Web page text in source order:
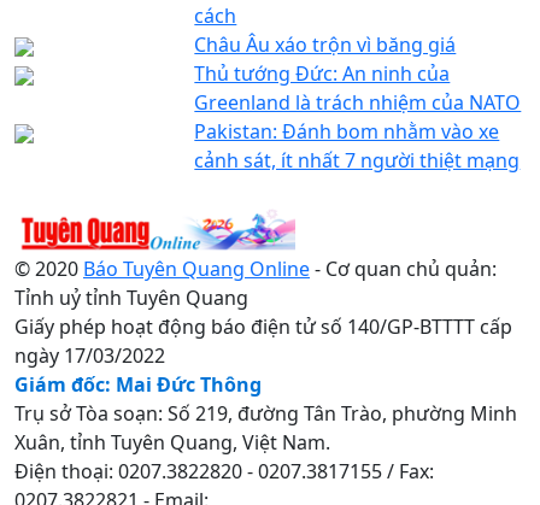
cách
Châu Âu xáo trộn vì băng giá
Thủ tướng Đức: An ninh của
Greenland là trách nhiệm của NATO
Pakistan: Đánh bom nhằm vào xe
cảnh sát, ít nhất 7 người thiệt mạng
© 2020 Báo Tuyên Quang Online- Cơ quan chủ quản:
Tỉnh uỷ tỉnh Tuyên Quang
Giấy phép hoạt động báo điện tử số 140/GP-BTTTT cấp
ngày 17/03/2022
Giám đốc: Mai Đức Thông
Trụ sở Tòa soạn: Số 219, đường Tân Trào, phường Minh
Xuân, tỉnh Tuyên Quang, Việt Nam.
Điện thoại: 0207.3822820 - 0207.3817155 / Fax: